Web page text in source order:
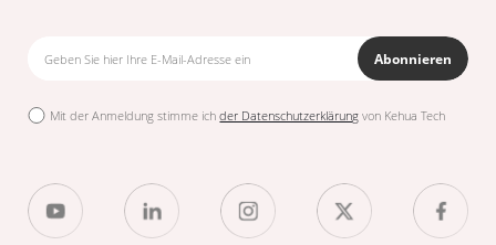
Abonnieren
Mit der Anmeldung stimme ichder Datenschutzerklärung von Kehua Tech